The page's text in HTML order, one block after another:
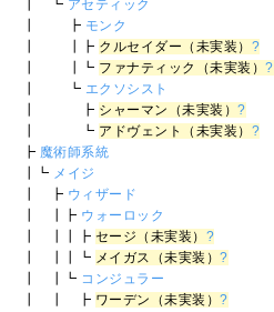
┃ ┗ アセティック
┃ ┣ モンク
┃ ┃┣ クルセイダー（未実装） ?
┃ ┃┗ ファナティック（未実装）?
┃ ┗ エクソシスト
┃ ┣ シャーマン（未実装）?
┃ ┗ アドヴェント（未実装） ?
┣ 魔術師系統
┃┗ メイジ
┃ ┣ ウィザード
┃ ┃┣ ウォーロック
┃ ┃┃┣ セージ（未実装） ?
┃ ┃┃┗ メイガス（未実装）?
┃ ┃┗ コンジュラー
┃ ┃ ┣ ワーデン（未実装）?